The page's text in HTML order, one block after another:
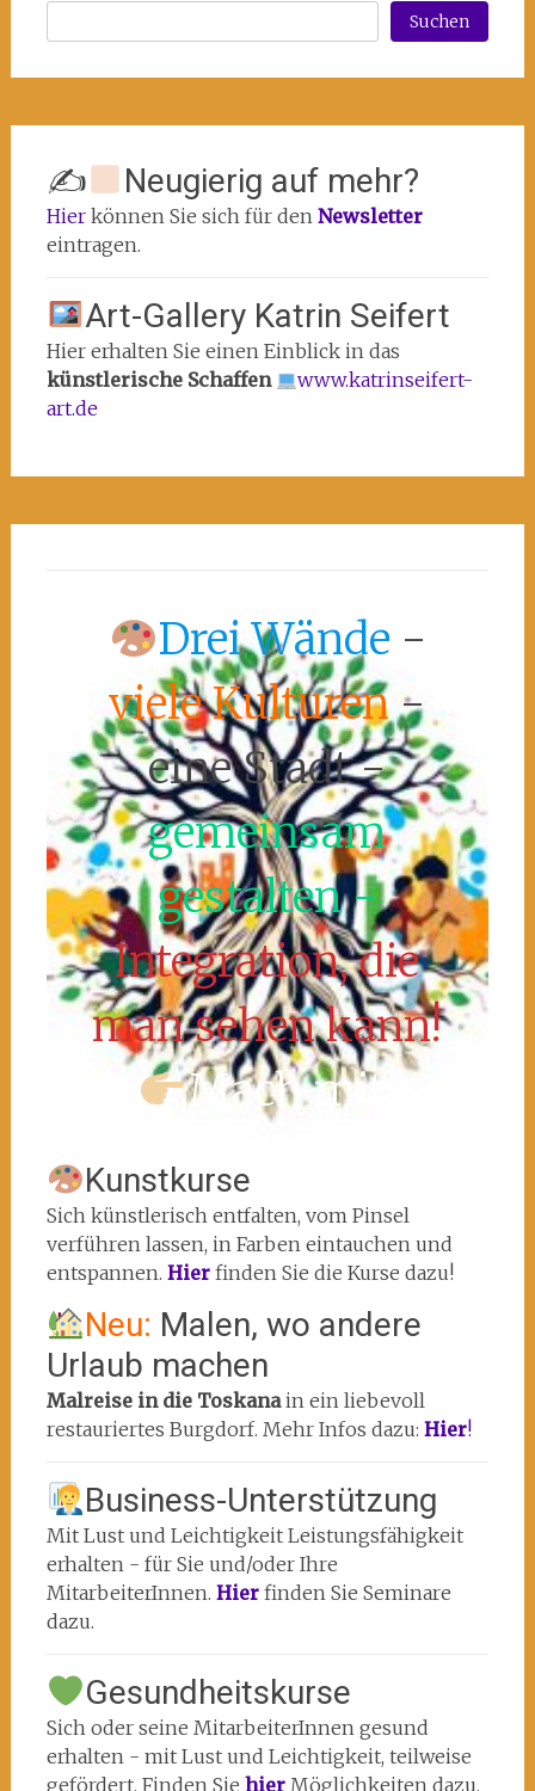
Suchen
✍ Neugierig auf mehr?
Hierkönnen Sie sich für den Newsletter
eintragen.
Art-Gallery Katrin Seifert
Hier erhalten Sie einen Einblick in das
künstlerische Schaffen
www.katrinseifert-
art.de
Drei Wände -
viele Kulturen-
eine Stadt -
gemeinsam
gestalten -
Integration, die
man sehen kann!
Mach mit!
Kunstkurse
Sich künstlerisch entfalten, vom Pinsel
verführen lassen, in Farben eintauchen und
entspannen. Hier finden Sie die Kurse dazu!
Neu: Malen, wo andere
Urlaub machen
Malreise in die Toskanain ein liebevoll
restauriertes Burgdorf. Mehr Infos dazu: Hier!
Business-Unterstützung
Mit Lust und Leichtigkeit Leistungsfähigkeit
erhalten - für Sie und/oder Ihre
MitarbeiterInnen. Hier finden Sie Seminare
dazu.
Gesundheitskurse
Sich oder seine MitarbeiterInnen gesund
erhalten - mit Lust und Leichtigkeit, teilweise
gefördert. Finden Sie hier Möglichkeiten dazu.